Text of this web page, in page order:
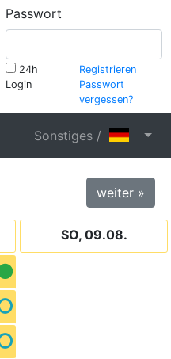
Passwort
24h
Login
Registrieren
Passwort
vergessen?
Sonstiges /
weiter »
SO, 09.08.